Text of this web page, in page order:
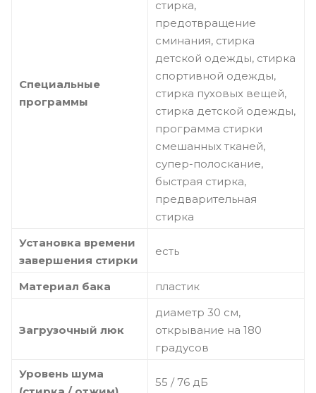
Специальные
программы
стирка,
предотвращение
сминания, стирка
детской одежды, стирка
спортивной одежды,
стирка пуховых вещей,
стирка детской одежды,
программа стирки
смешанных тканей,
супер-полоскание,
быстрая стирка,
предварительная
стирка
Установка времени
завершения стирки
есть
Материал бака пластик
Загрузочный люк
диаметр 30 см,
открывание на 180
градусов
Уровень шума
55 / 76 дБ